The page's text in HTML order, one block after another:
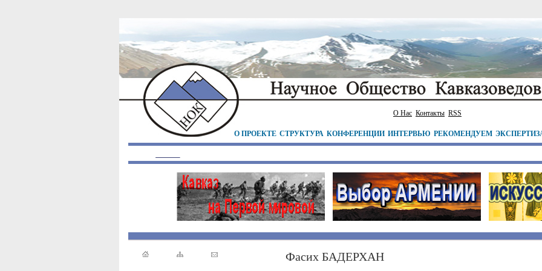
О Нас Контакты RSS
О ПРОЕКТЕ СТРУКТУРА КОНФЕРЕНЦИИ ИНТЕРВЬЮ РЕКОМЕНДУЕМ
Фасих БАДЕРХАН